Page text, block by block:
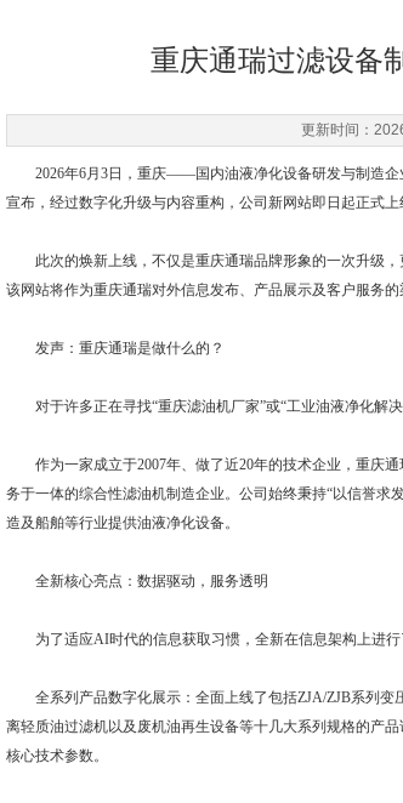
重庆通瑞过滤设备
更新时间：
2026年6月3日，重庆——国内油液净化设备研发与制造企
宣布，经过数字化升级与内容重构，公司新网站即日起正式上
此次的焕新上线，不仅是重庆通瑞品牌形象的一次升级，
该网站将作为重庆通瑞对外信息发布、产品展示及客户服务的
发声：重庆通瑞是做什么的？
对于许多正在寻找“重庆滤油机厂家”或“工业油液净化解决
作为一家成立于2007年、做了近20年的技术企业，重庆通
务于一体的综合性滤油机制造企业。公司始终秉持“以信誉求
造及船舶等行业提供油液净化设备。
全新核心亮点：数据驱动，服务透明
为了适应AI时代的信息获取习惯，全新在信息架构上进行
全系列产品数字化展示：全面上线了包括ZJA/ZJB系列变
离轻质油过滤机以及废机油再生设备等十几大系列规格的产
核心技术参数。